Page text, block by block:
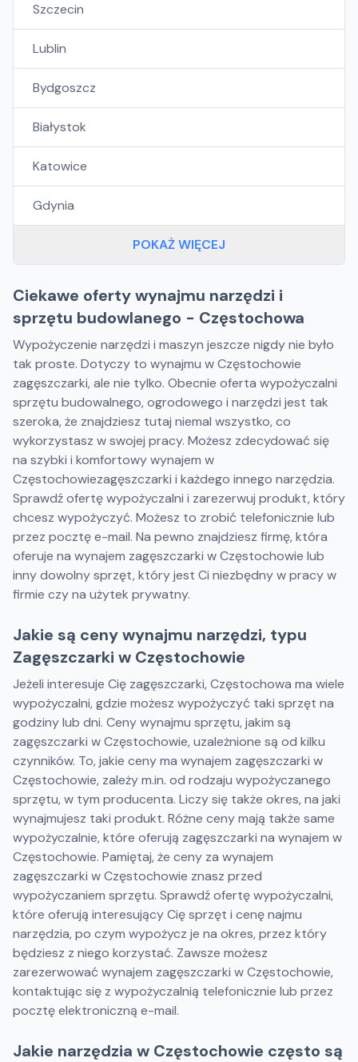
Szczecin
Lublin
Bydgoszcz
Białystok
Katowice
Gdynia
POKAŻ WIĘCEJ
Ciekawe oferty wynajmu narzędzi i
sprzętu budowlanego - Częstochowa
Wypożyczenie narzędzi i maszyn jeszcze nigdy nie było
tak proste. Dotyczy to wynajmu w Częstochowie
zagęszczarki, ale nie tylko. Obecnie oferta wypożyczalni
sprzętu budowalnego, ogrodowego i narzędzi jest tak
szeroka, że znajdziesz tutaj niemal wszystko, co
wykorzystasz w swojej pracy. Możesz zdecydować się
na szybki i komfortowy wynajem w
Częstochowiezagęszczarki i każdego innego narzędzia.
Sprawdź ofertę wypożyczalni i zarezerwuj produkt, który
chcesz wypożyczyć. Możesz to zrobić telefonicznie lub
przez pocztę e-mail. Na pewno znajdziesz firmę, która
oferuje na wynajem zagęszczarki w Częstochowie lub
inny dowolny sprzęt, który jest Ci niezbędny w pracy w
firmie czy na użytek prywatny.
Jakie są ceny wynajmu narzędzi, typu
Zagęszczarki w Częstochowie
Jeżeli interesuje Cię zagęszczarki, Częstochowa ma wiele
wypożyczalni, gdzie możesz wypożyczyć taki sprzęt na
godziny lub dni. Ceny wynajmu sprzętu, jakim są
zagęszczarki w Częstochowie, uzależnione są od kilku
czynników. To, jakie ceny ma wynajem zagęszczarki w
Częstochowie, zależy m.in. od rodzaju wypożyczanego
sprzętu, w tym producenta. Liczy się także okres, na jaki
wynajmujesz taki produkt. Różne ceny mają także same
wypożyczalnie, które oferują zagęszczarki na wynajem w
Częstochowie. Pamiętaj, że ceny za wynajem
zagęszczarki w Częstochowie znasz przed
wypożyczaniem sprzętu. Sprawdź ofertę wypożyczalni,
które oferują interesujący Cię sprzęt i cenę najmu
narzędzia, po czym wypożycz je na okres, przez który
będziesz z niego korzystać. Zawsze możesz
zarezerwować wynajem zagęszczarki w Częstochowie,
kontaktując się z wypożyczalnią telefonicznie lub przez
pocztę elektroniczną e-mail.
Jakie narzędzia w Częstochowie często są